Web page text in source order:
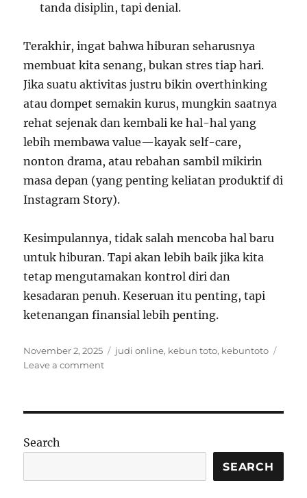
tanda disiplin, tapi denial.
Terakhir, ingat bahwa hiburan seharusnya
membuat kita senang, bukan stres tiap hari.
Jika suatu aktivitas justru bikin overthinking
atau dompet semakin kurus, mungkin saatnya
rehat sejenak dan kembali ke hal-hal yang
lebih membawa value—kayak self-care,
nonton drama, atau rebahan sambil mikirin
masa depan (yang penting keliatan produktif di
Instagram Story).
Kesimpulannya, tidak salah mencoba hal baru
untuk hiburan. Tapi akan lebih baik jika kita
tetap mengutamakan kontrol diri dan
kesadaran penuh. Keseruan itu penting, tapi
ketenangan finansial lebih penting.
Posted
on
November 2, 2025 Tags
judi online, kebun toto, kebuntoto
Leave a commenton
Sampai
Search
SEARCH